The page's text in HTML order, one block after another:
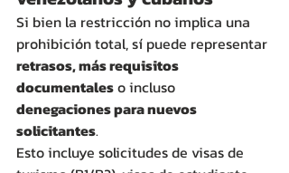
Si bien la restricción no implica una
prohibición total, sí puede representar
retrasos, más requisitos
documentales o incluso
denegaciones para nuevos
solicitantes.
Esto incluye solicitudes de visas de